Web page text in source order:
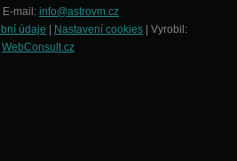
E-mail: info@astrovm.cz
údaje
Nastavení cookies | Vyrobil:
WebConsult.cz